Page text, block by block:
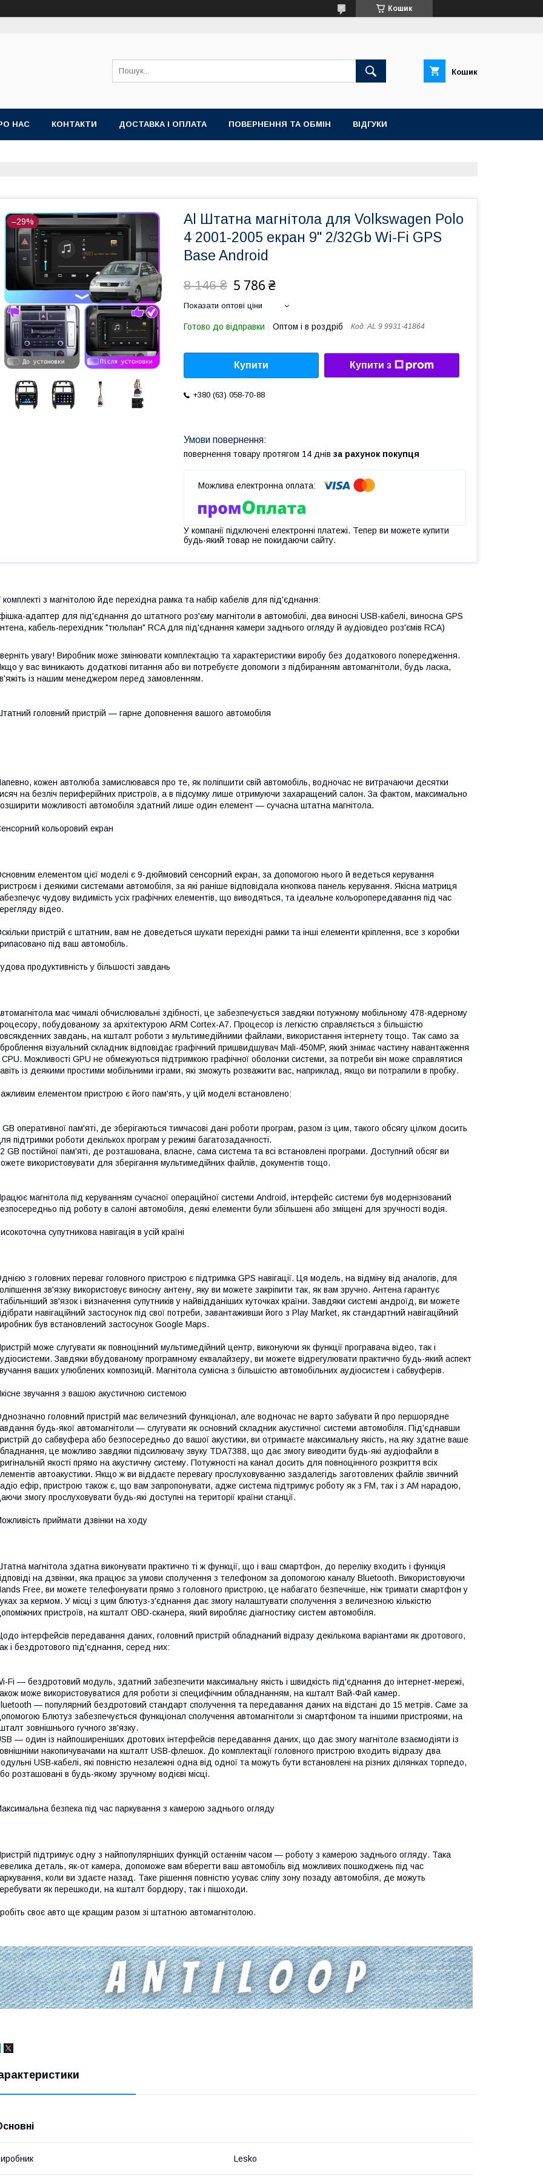
Кошик
Кошик
НАС КОНТАКТИ ДОСТАВКА І ОПЛАТА ПОВЕРНЕННЯ ТА ОБМІН ВІДГУКИ
–29%
Al Штатна магнітола для Volkswagen Polo
4 2001-2005 екран 9" 2/32Gb Wi-Fi GPS
Base Android
8 146 ₴ 5 786 ₴
Показати оптові ціни
Готово до відправки Оптом і в роздріб Код:AL 9 9931-41864
Купити Купити з
+380 (63) 058-70-88
повернення товару протягом 14 днів за рахунок покупця
У компанії підключені електронні платежі. Тепер ви можете купити
будь-який товар не покидаючи сайту.
комплекті з магнітолою йде перехідна рамка та набір кабелів для під'єднання:
адаптер для під'єднання до штатного роз'єму магнітоли в автомобілі, два виносні USB-кабелі, виносна GPS
кабель-перехідник "тюльпан" RCA для під'єднання камери заднього огляду й аудіовідео роз'ємів RCA)
увагу! Виробник може змінювати комплектацію та характеристики виробу без додаткового попередження.
у вас виникають додаткові питання або ви потребуєте допомоги з підбиранням автомагнітоли, будь ласка,
із нашим менеджером перед замовленням.
головний пристрій — гарне доповнення вашого автомобіля
кожен автолюба замислювався про те, як поліпшити свій автомобіль, водночас не витрачаючи десятки
на безліч периферійних пристроїв, а в підсумку лише отримуючи захаращений салон. За фактом, максимально
можливості автомобіля здатний лише один елемент — сучасна штатна магнітола.
кольоровий екран
елементом цієї моделі є 9-дюймовий сенсорний екран, за допомогою нього й ведеться керування
і деякими системами автомобіля, за які раніше відповідала кнопкова панель керування. Якісна матриця
чудову видимість усіх графічних елементів, що виводяться, та ідеальне кольоропередавання під час
відео.
пристрій є штатним, вам не доведеться шукати перехідні рамки та інші елементи кріплення, все з коробки
під ваш автомобіль.
продуктивність у більшості завдань
має чималі обчислювальні здібності, це забезпечується завдяки потужному мобільному 478-ядерному
побудованому за архітектурою ARM Cortex-A7. Процесор із легкістю справляється з більшістю
завдань, на кшталт роботи з мультимедійними файлами, використання інтернету тощо. Так само за
візуальний складник відповідає графічний пришвидшувач Mali-450MP, який знімає частину навантаження
CPU. Можливості GPU не обмежуються підтримкою графічної оболонки системи, за потреби він може справлятися
із деякими простими мобільними іграми, які зможуть розважити вас, наприклад, якщо ви потрапили в пробку.
елементом пристрою є його пам'ять, у цій моделі встановлено:
GB оперативної пам'яті, де зберігаються тимчасові дані роботи програм, разом із цим, такого обсягу цілком досить
підтримки роботи декількох програм у режимі багатозадачності.
GB постійної пам'яті, де розташована, власне, сама система та всі встановлені програми. Доступний обсяг ви
використовувати для зберігання мультимедійних файлів, документів тощо.
магнітола під керуванням сучасної операційної системи Android, інтерфейс системи був модернізований
під роботу в салоні автомобіля, деякі елементи були збільшені або зміщені для зручності водія.
супутникова навігація в усій країні
з головних переваг головного пристрою є підтримка GPS навігації. Ця модель, на відміну від аналогів, для
зв'язку використовує виносну антену, яку ви можете закріпити так, як вам зручно. Антена гарантує
зв'язок і визначення супутників у найвідданіших куточках країни. Завдяки системі андроїд, ви можете
навігаційний застосунок під свої потреби, завантаживши його з Play Market, як стандартний навігаційний
був встановлений застосунок Google Maps.
може слугувати як повноцінний мультимедійний центр, виконуючи як функції програвача відео, так і
Завдяки вбудованому програмному еквалайзеру, ви можете відрегулювати практично будь-який аспект
ваших улюблених композицій. Магнітола сумісна з більшістю автомобільних аудіосистем і сабвуферів.
звучання з вашою акустичною системою
головний пристрій має величезний функціонал, але водночас не варто забувати й про першорядне
будь-якої автомагнітоли — слугувати як основний складник акустичної системи автомобіля. Під'єднавши
до сабвуфера або безпосередньо до вашої акустики, ви отримаєте максимальну якість, на яку здатне ваше
це можливо завдяки підсилювачу звуку TDA7388, що дає змогу виводити будь-які аудіофайли в
якості прямо на акустичну систему. Потужності на канал досить для повноцінного розкриття всіх
автоакустики. Якщо ж ви віддаєте перевагу прослуховуванню заздалегідь заготовлених файлів звичний
ефір, пристрою також є, що вам запропонувати, адже система підтримує роботу як з FM, так і з AM нарадою,
змогу прослуховувати будь-які доступні на території країни станції.
приймати дзвінки на ходу
магнітола здатна виконувати практично ті ж функції, що і ваш смартфон, до переліку входить і функція
на дзвінки, яка працює за умови сполучення з телефоном за допомогою каналу Bluetooth. Використовуючи
Free, ви можете телефонувати прямо з головного пристрою, це набагато безпечніше, ніж тримати смартфон у
за кермом. У місці з цим блютуз-з'єднання дає змогу налаштувати сполучення з величезною кількістю
пристроїв, на кшталт OBD-сканера, який виробляє діагностику систем автомобіля.
інтерфейсів передавання даних, головний пристрій обладнаний відразу декількома варіантами як дротового,
і бездротового під'єднання, серед них:
Fi — бездротовий модуль, здатний забезпечити максимальну якість і швидкість під'єднання до інтернет-мережі,
може використовуватися для роботи зі специфічним обладнанням, на кшталт Вай-Фай камер.
— популярний бездротовий стандарт сполучення та передавання даних на відстані до 15 метрів. Саме за
Блютуз забезпечується функціонал сполучення автомагнітоли зі смартфоном та іншими пристроями, на
зовнішнього гучного зв'язку.
— один із найпоширеніших дротових інтерфейсів передавання даних, що дає змогу магнітоле взаємодіяти із
накопичувачами на кшталт USB-флешок. До комплектації головного пристрою входить відразу два
USB-кабелі, які повністю незалежні одна від одної та можуть бути встановлені на різних ділянках торпедо,
розташовані в будь-якому зручному водієві місці.
безпека під час паркування з камерою заднього огляду
підтримує одну з найпопулярніших функцій останнім часом — роботу з камерою заднього огляду. Така
деталь, як-от камера, допоможе вам вберегти ваш автомобіль від можливих пошкоджень під час
коли ви здаєте назад. Таке рішення повністю усуває сліпу зону позаду автомобіля, де можуть
як перешкоди, на кшталт бордюру, так і пішоходи.
своє авто ще кращим разом зі штатною автомагнітолою.
Lesko